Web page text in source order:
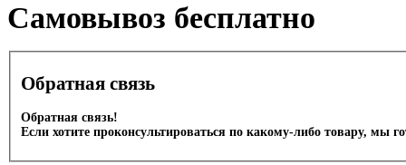
Cамовывоз бесплатно
Обратная связь
Обратная связь!
Если хотите проконсультироваться по какому-либо товару, мы